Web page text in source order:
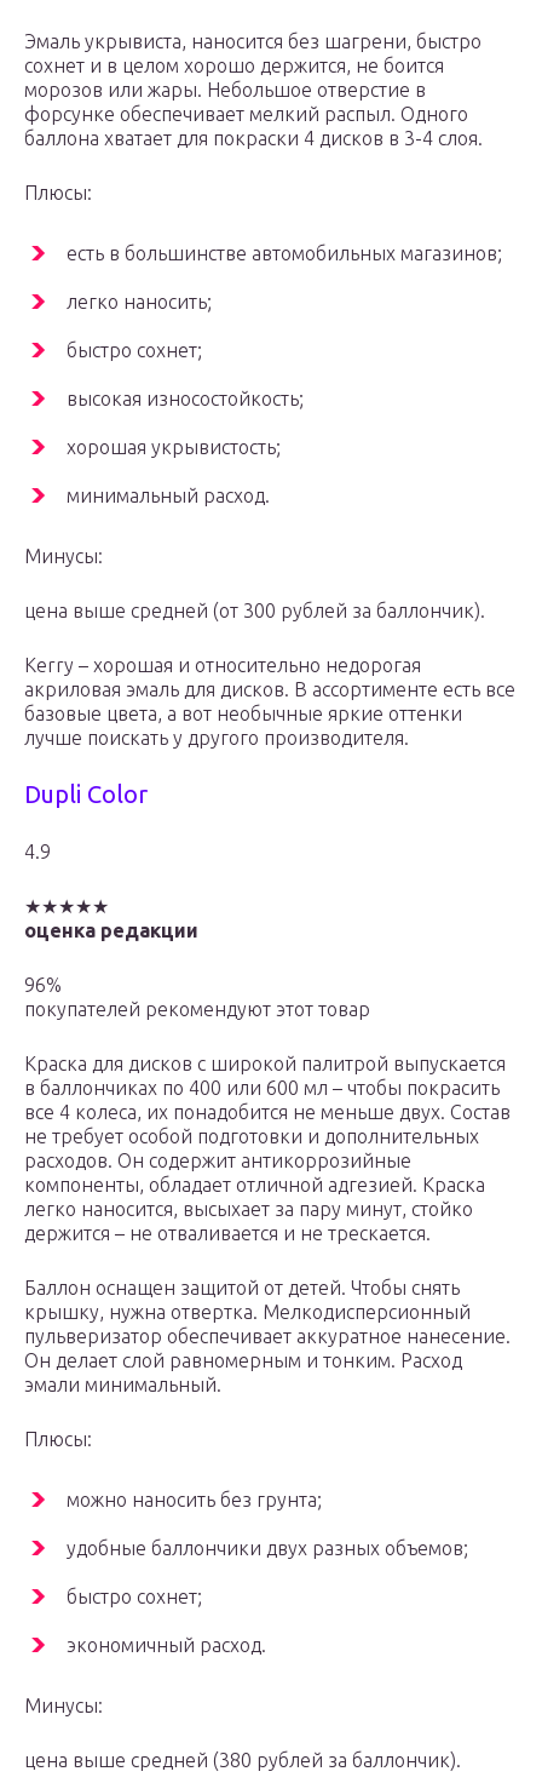
Эмаль укрывиста, наносится без шагрени, быстро
сохнет и в целом хорошо держится, не боится
морозов или жары. Небольшое отверстие в
форсунке обеспечивает мелкий распыл. Одного
баллона хватает для покраски 4 дисков в 3-4 слоя.
Плюсы:
есть в большинстве автомобильных магазинов;
легко наносить;
быстро сохнет;
высокая износостойкость;
хорошая укрывистость;
минимальный расход.
Минусы:
цена выше средней (от 300 рублей за баллончик).
Kerry – хорошая и относительно недорогая
акриловая эмаль для дисков. В ассортименте есть все
базовые цвета, а вот необычные яркие оттенки
лучше поискать у другого производителя.
Dupli Color
4.9
★★★★★
оценка редакции
96%
покупателей рекомендуют этот товар
Краска для дисков с широкой палитрой выпускается
в баллончиках по 400 или 600 мл – чтобы покрасить
все 4 колеса, их понадобится не меньше двух. Состав
не требует особой подготовки и дополнительных
расходов. Он содержит антикоррозийные
компоненты, обладает отличной адгезией. Краска
легко наносится, высыхает за пару минут, стойко
держится – не отваливается и не трескается.
Баллон оснащен защитой от детей. Чтобы снять
крышку, нужна отвертка. Мелкодисперсионный
пульверизатор обеспечивает аккуратное нанесение.
Он делает слой равномерным и тонким. Расход
эмали минимальный.
Плюсы:
можно наносить без грунта;
удобные баллончики двух разных объемов;
быстро сохнет;
экономичный расход.
Минусы:
цена выше средней (380 рублей за баллончик).